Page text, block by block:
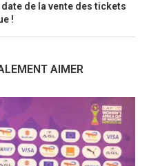
de la vente des tickets
!
AIMER